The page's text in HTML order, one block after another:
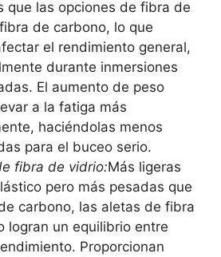
que las opciones de fibra de
de carbono, lo que
el rendimiento general,
durante inmersiones
El aumento de peso
a la fatiga más
haciéndolas menos
para el buceo serio.
fibra de vidrio:Más ligeras
pero más pesadas que
carbono, las aletas de fibra
logran un equilibrio entre
Proporcionan